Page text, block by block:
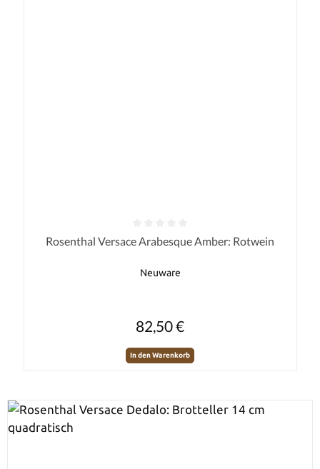
Durchschnittliche Bewertung von 0 von 5 Sternen
Rosenthal Versace Arabesque Amber: Rotwein
Neuware
82,50 €
In den Warenkorb